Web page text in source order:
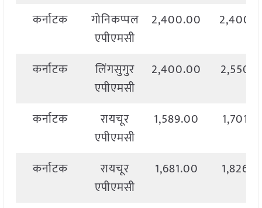
कर्नाटक
गोनिकप्पल
एपीएमसी
2,400.00
कर्नाटक
लिंगसुगुर
एपीएमसी
2,400.00
कर्नाटक
रायचूर
एपीएमसी
1,589.00
कर्नाटक
रायचूर
एपीएमसी
1,681.00